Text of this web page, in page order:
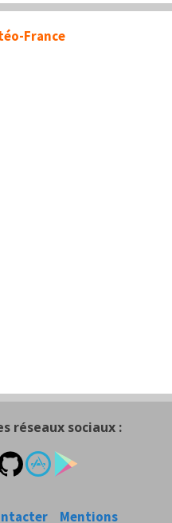
France
réseaux sociaux :
Mentions